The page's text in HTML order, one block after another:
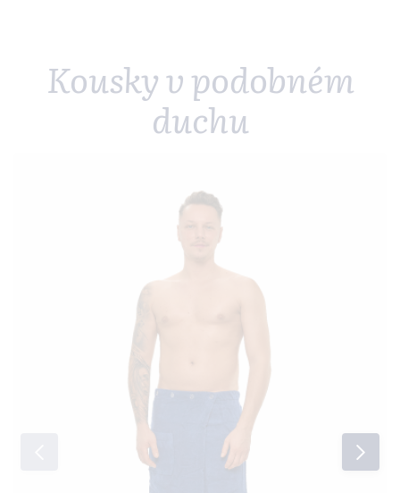
Kousky v podobném
duchu